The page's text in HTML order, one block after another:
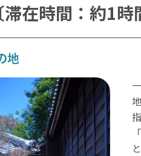
在時間：約1時
地